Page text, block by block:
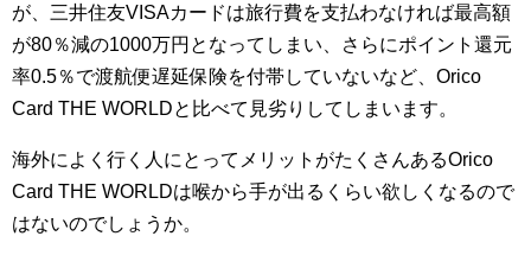
が、三井住友VISAカードは旅行費を支払わなければ最高額
が80％減の1000万円となってしまい、さらにポイント還元
率0.5％で渡航便遅延保険を付帯していないなど、Orico
Card THE WORLDと比べて見劣りしてしまいます。
海外によく行く人にとってメリットがたくさんあるOrico
Card THE WORLDは喉から手が出るくらい欲しくなるので
はないのでしょうか。